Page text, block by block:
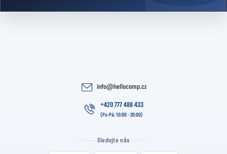
info@hellocomp.cz
+420 777 488 433
Sledujte nás